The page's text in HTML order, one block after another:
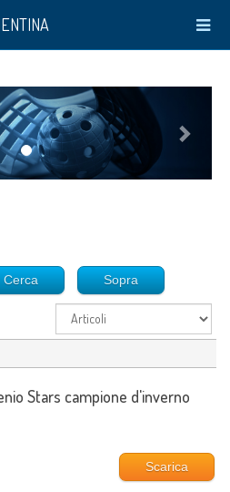
Cerca Sopra
Stars campione d'inverno
Scarica